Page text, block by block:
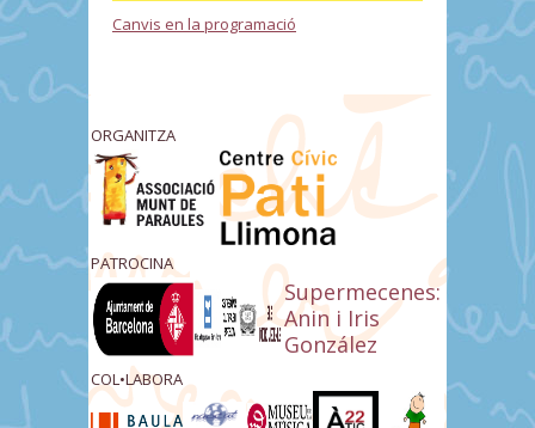
Canvis en la programació
ORGANITZA
PATROCINA
Supermecenes:
Anin i Iris
González
COL•LABORA